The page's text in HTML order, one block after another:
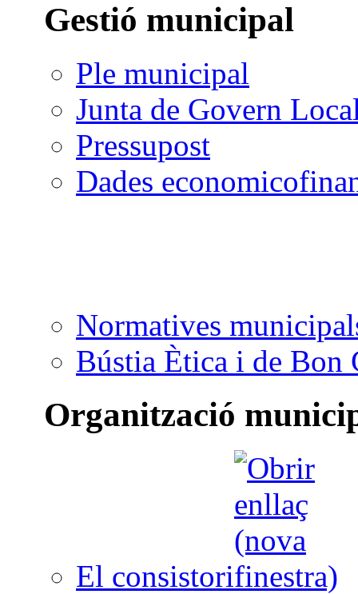
Gestió municipal
Ple municipal
Junta de Govern
Pressupost
Dades
Normatives
Bústia Ètica i de Bon
Organització
El consistori